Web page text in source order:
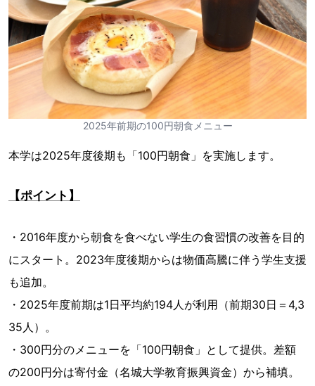
2025年前期の100円朝食メニュー
本学は2025年度後期も「100円朝食」を実施します。
【ポイント】
・2016年度から朝食を食べない学生の食習慣の改善を目的
にスタート。2023年度後期からは物価高騰に伴う学生支援
も追加。
・2025年度前期は1日平均約194人が利用（前期30日＝4,3
35人）。
・300円分のメニューを「100円朝食」として提供。差額
の200円分は寄付金（名城大学教育振興資金）から補填。